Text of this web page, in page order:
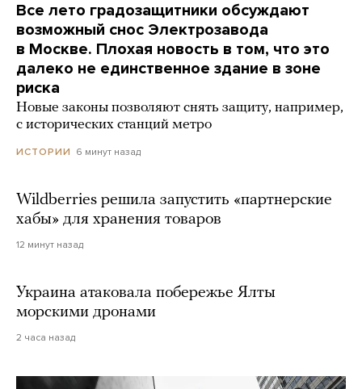
Все лето градозащитники обсуждают
возможный снос Электрозавода
в Москве. Плохая новость в том, что это
далеко не единственное здание в зоне
риска
Новые законы позволяют снять защиту, например,
с исторических станций метро
ИСТОРИИ 6 минут назад
Wildberries решила запустить «партнерские
хабы» для хранения товаров
12 минут назад
Украина атаковала побережье Ялты
морскими дронами
2 часа назад